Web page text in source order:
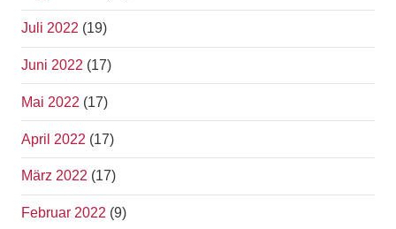
Juli 2022 (19)
Juni 2022 (17)
Mai 2022 (17)
April 2022 (17)
März 2022 (17)
Februar 2022 (9)